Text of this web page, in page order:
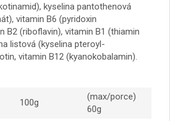
kyselina pantothenová
vitamin B6 (pyridoxin
B2 (riboflavin), vitamin B1 (thiamin
listová (kyselina pteroyl-
vitamin B12 (kyanokobalamin).
100g
(max/porce)
60g